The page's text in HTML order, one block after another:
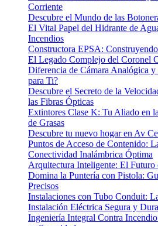
Corriente
Descubre el Mundo de las
El Vital Papel del Hidrante de
Incendios
Constructora EPSA:
El Legado Complejo del Coronel
Diferencia de Cámara Analógica
para Ti?
Descubre el Secreto de la
las Fibras Ópticas
Extintores Clase K: Tu Aliado en
de Grasas
Descubre tu nuevo hogar en Av
Puntos de Acceso de Contenido:
Conectividad Inalámbrica Óptima
Arquitectura Inteligente: El Futuro
Domina la Puntería con Pistola:
Precisos
Instalaciones con Tubo Conduit:
Instalación Eléctrica Segura y
Ingeniería Integral Contra